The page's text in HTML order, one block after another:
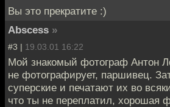
Вы это прекратите :)
Abscess »
#3 | 19.03.01 16:22
Мой знакомый фотограф Антон
не фотографирует, паршивец.
суперские и печатают их во
что ты не переплатил, хорошая